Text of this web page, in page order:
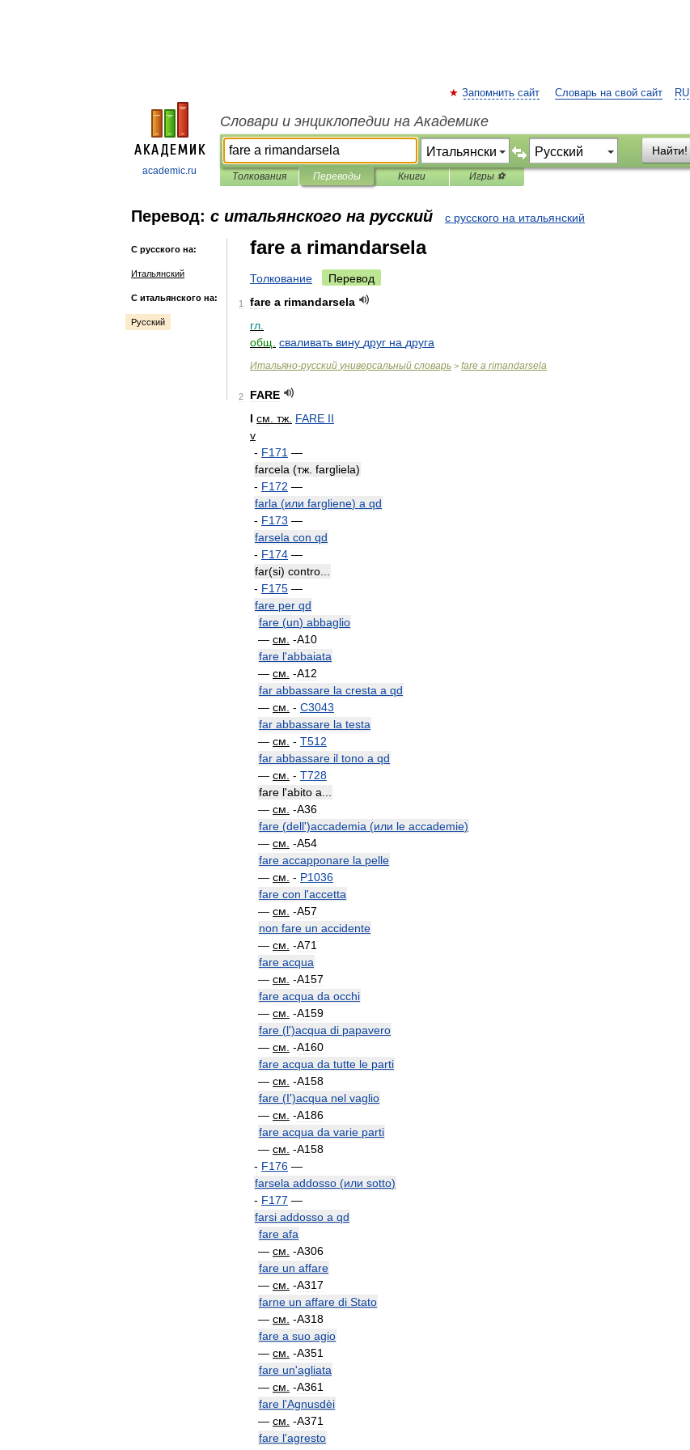
academic.ru
RU
Запомнить сайт Словарь на свой сайт
Словари и энциклопедии на Академике
Найти!
Толкования Переводы Книги Игры ⚽
Перевод: с итальянского на русский с русского на итальянский
С русского на:
Итальянский
С итальянского на:
Русский
fare a rimandarsela
Толкование Перевод
1 fare a rimandarsela
гл
общ сваливать вину друг на друга
Итальяно-русский универсальный словарь > fare a rimandarsela
2
FARE
I см тж FARE II
v
- F171 —
farcela (тж fargliela)
- F172 —
farla (или fargliene) a qd
- F173 —
farsela con qd
- F174 —
far(si) contro
- F175 —
fare per qd
fare (un) abbaglio
— см -A10
fare l'abbaiata
— см -A12
far abbassare la cresta a qd
— см - C3043
far abbassare la testa
— см - T512
far abbassare il tono a qd
— см - T728
fare l'abito a
— см -A36
fare (dell')accademia (или le accademie)
— см -A54
fare accapponare la pelle
— см - P1036
fare con l'accetta
— см -A57
non fare un accidente
— см -A71
fare acqua
— см -A157
fare acqua da occhi
— см -A159
fare (l')acqua di papavero
— см -A160
fare acqua da tutte le parti
— см -A158
fare (I')acqua nel vaglio
— см -A186
fare acqua da varie parti
— см -A158
- F176 —
farsela addosso (или sotto)
- F177 —
farsi addosso a qd
fare afa
— см -A306
fare un affare
— см -A317
farne un affare di Stato
— см -A318
fare a suo agio
— см -A351
fare un'agliata
— см -A361
fare l'Agnusdèi
— см -A371
fare l'agresto